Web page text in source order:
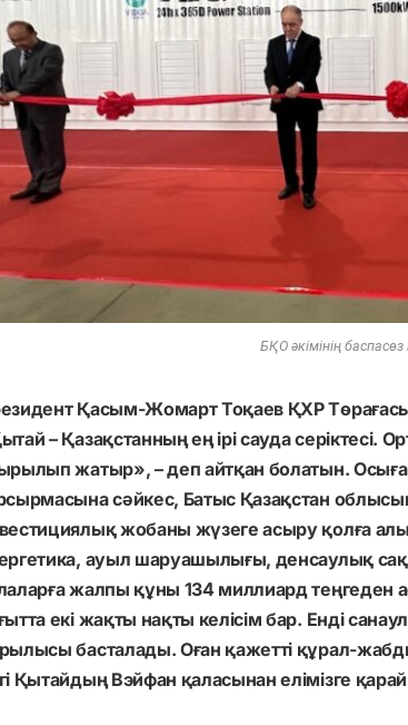
БҚО әкімінің
Қасым-Жомарт Тоқаев ҚХР
– Қазақстанның ең ірі сауда серіктесі.
жатыр», – деп айтқан болатын.
сәйкес, Батыс Қазақстан
жобаны жүзеге асыру қолға
ауыл шаруашылығы, денсаулық
жалпы құны 134 миллиард теңгеден
екі жақты нақты келісім бар. Енді
басталады. Оған қажетті құрал-
Қытайдың Вэйфан қаласынан елімізге